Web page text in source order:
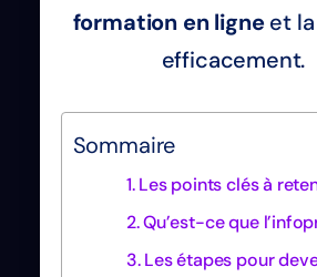
formation en ligneet
efficacement.
Sommaire
Les points clés à
Qu’est-ce que
Les étapes pour